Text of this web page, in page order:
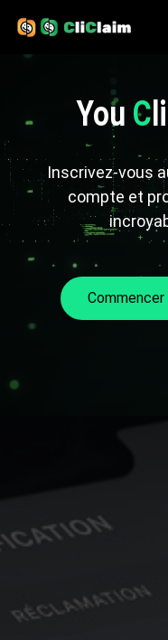
You Cli
Inscrivez-vous
compte et